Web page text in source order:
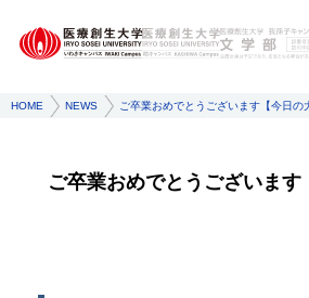
HOME NEWS ご卒業おめでとうございます【今日の
ご卒業おめでとうございます